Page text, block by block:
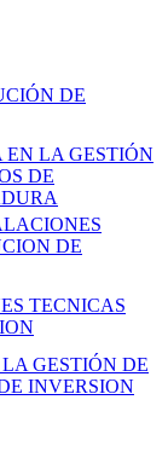
DE
EN LA GESTIÓN
DE
DE
TECNICAS
GESTIÓN DE
INVERSION